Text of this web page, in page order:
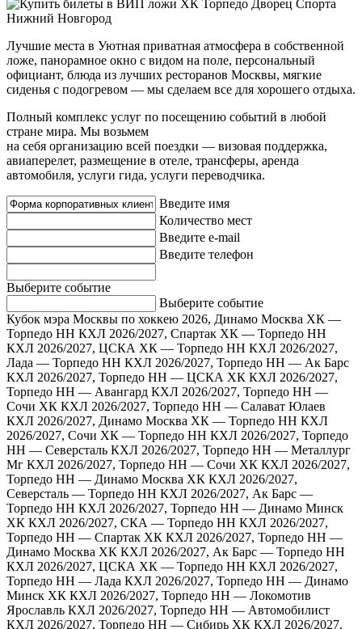
Лучшие места в Уютная приватная атмосфера в собственной
ложе, панорамное окно с видом на поле, персональный
официант, блюда из лучших ресторанов Москвы, мягкие
сиденья с подогревом — мы сделаем все для хорошего отдыха.
Полный комплекс услуг по посещению событий в любой
стране мира. Мы возьмем
на себя организацию всей поездки — визовая поддержка,
авиаперелет, размещение в отеле, трансферы, аренда
автомобиля, услуги гида, услуги переводчика.
Введите имя
Количество мест
Введите e-mail
Введите телефон
Выберите событие
Выберите событие
Кубок мэра Москвы по хоккею 2026, Динамо Москва ХК —
Торпедо НН КХЛ 2026/2027, Спартак ХК — Торпедо НН
КХЛ 2026/2027, ЦСКА ХК — Торпедо НН КХЛ 2026/2027,
Лада — Торпедо НН КХЛ 2026/2027, Торпедо НН — Ак Барс
КХЛ 2026/2027, Торпедо НН — ЦСКА ХК КХЛ 2026/2027,
Торпедо НН — Авангард КХЛ 2026/2027, Торпедо НН —
Сочи ХК КХЛ 2026/2027, Торпедо НН — Салават Юлаев
КХЛ 2026/2027, Динамо Москва ХК — Торпедо НН КХЛ
2026/2027, Сочи ХК — Торпедо НН КХЛ 2026/2027, Торпедо
НН — Северсталь КХЛ 2026/2027, Торпедо НН — Металлург
Мг КХЛ 2026/2027, Торпедо НН — Сочи ХК КХЛ 2026/2027,
Торпедо НН — Динамо Москва ХК КХЛ 2026/2027,
Северсталь — Торпедо НН КХЛ 2026/2027, Ак Барс —
Торпедо НН КХЛ 2026/2027, Торпедо НН — Динамо Минск
ХК КХЛ 2026/2027, СКА — Торпедо НН КХЛ 2026/2027,
Торпедо НН — Спартак ХК КХЛ 2026/2027, Торпедо НН —
Динамо Москва ХК КХЛ 2026/2027, Ак Барс — Торпедо НН
КХЛ 2026/2027, ЦСКА ХК — Торпедо НН КХЛ 2026/2027,
Торпедо НН — Лада КХЛ 2026/2027, Торпедо НН — Динамо
Минск ХК КХЛ 2026/2027, Торпедо НН — Локомотив
Ярославль КХЛ 2026/2027, Торпедо НН — Автомобилист
КХЛ 2026/2027, Торпедо НН — Сибирь ХК КХЛ 2026/2027,